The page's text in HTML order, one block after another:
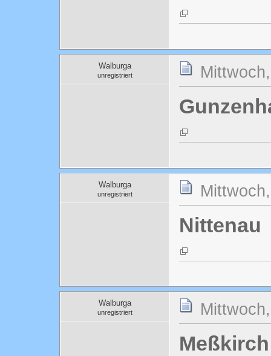
Walburga
unregistriert
Walburga
unregistriert
Nittenau
Walburga
unregistriert
Meßkirch